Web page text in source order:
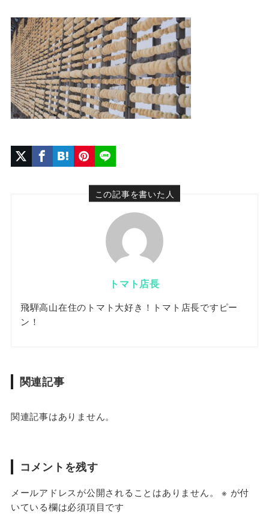
この記事を書いた人
トマト店長
飛騨高山在住のトマト大好き！トマト店長ですピー
ン！
関連記事
関連記事はありません。
コメントを残す
メールアドレスが公開されることはありません。 ※ が付
いている欄は必須項目です